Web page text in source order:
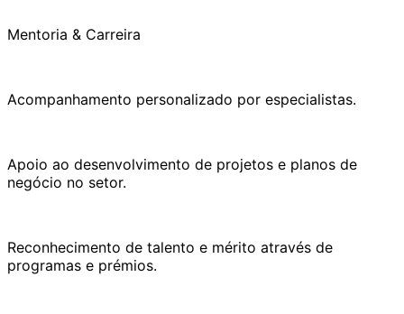
Mentoria & Carreira
Acompanhamento personalizado por especialistas.
Apoio ao desenvolvimento de projetos e planos de
negócio no setor.
Reconhecimento de talento e mérito através de
programas e prémios.